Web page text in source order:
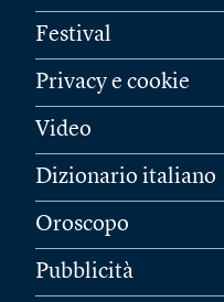
Festival
Privacy e cookie
Video
Dizionario italiano
Oroscopo
Pubblicità